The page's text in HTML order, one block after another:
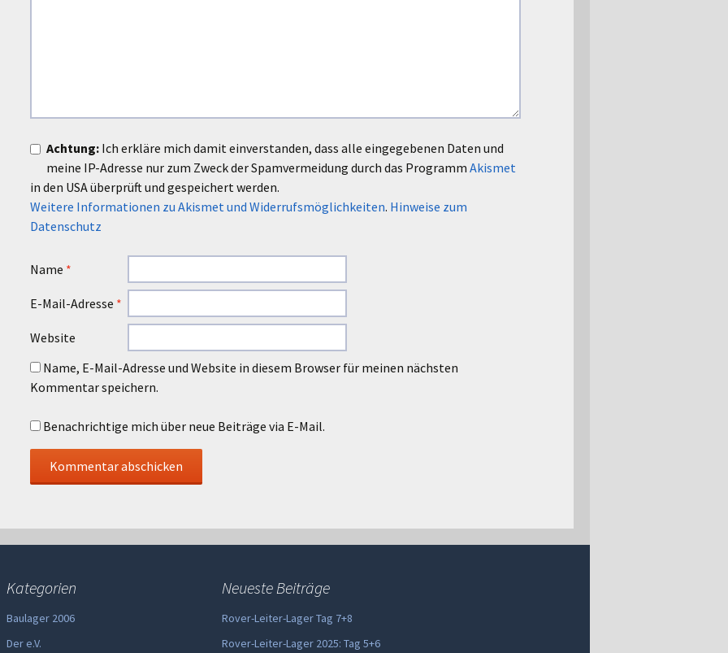
Achtung: Ich erkläre mich damit einverstanden, dass alle eingegebenen Daten und
meine IP-Adresse nur zum Zweck der Spamvermeidung durch das Programm Akismet
in den USA überprüft und gespeichert werden.
Weitere Informationen zu Akismet und Widerrufsmöglichkeiten. Hinweise zum
Datenschutz
Name *
E-Mail-Adresse *
Website
Name, E-Mail-Adresse und Website in diesem Browser für meinen nächsten
Kommentar speichern.
Benachrichtige mich über neue Beiträge via E-Mail.
Kategorien
Baulager 2006
Der e.V.
Neueste Beiträge
Rover-Leiter-Lager Tag 7+8
Rover-Leiter-Lager 2025: Tag 5+6